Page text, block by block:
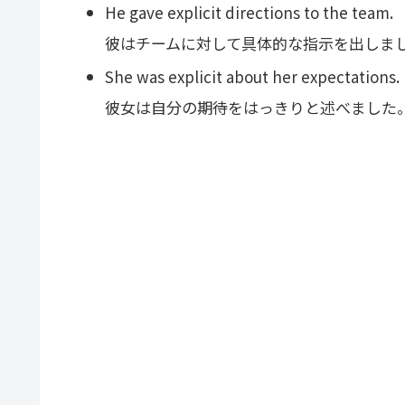
He gave explicit directions to the team.
彼はチームに対して具体的な指示を出しま
She was explicit about her expectations.
彼女は自分の期待をはっきりと述べました。